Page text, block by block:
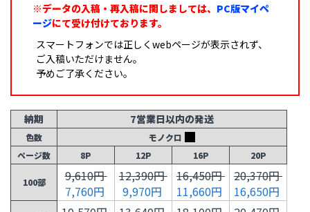
※データの入稿・再入稿に関しましては、 PC版マイペ
ージにて受け付けております。
スマートフォンでは正しくwebページが表示されず、
ご入稿いただけません。
予めご了承ください。
納期 7営業日以内の発送
色数
モノクロ
ページ数
8P 12P 16P 20P
100部
9,610円
7,760円
12,390円
9,970円
16,450円
11,660円
20,370円
16,650円